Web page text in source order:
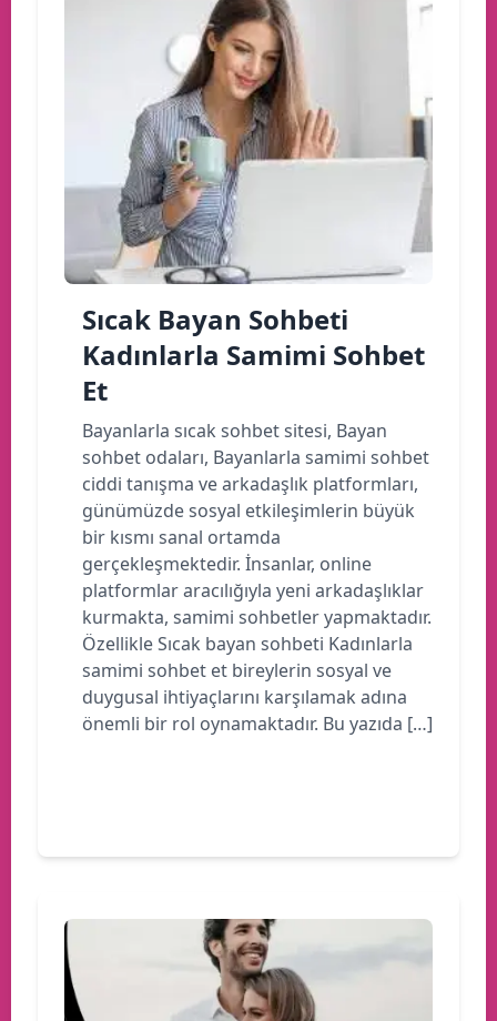
Sıcak Bayan Sohbeti
Kadınlarla Samimi Sohbet
Et
Bayanlarla sıcak sohbet sitesi, Bayan
sohbet odaları, Bayanlarla samimi sohbet
ciddi tanışma ve arkadaşlık platformları,
günümüzde sosyal etkileşimlerin büyük
bir kısmı sanal ortamda
gerçekleşmektedir. İnsanlar, online
platformlar aracılığıyla yeni arkadaşlıklar
kurmakta, samimi sohbetler yapmaktadır.
Özellikle Sıcak bayan sohbeti Kadınlarla
samimi sohbet et bireylerin sosyal ve
duygusal ihtiyaçlarını karşılamak adına
önemli bir rol oynamaktadır. Bu yazıda […]